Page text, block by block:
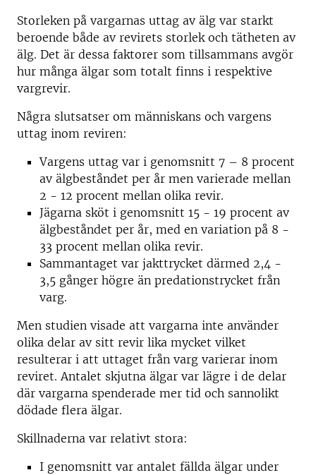
Storleken på vargarnas uttag av älg var starkt
beroende både av revirets storlek och tätheten av
älg. Det är dessa faktorer som tillsammans avgör
hur många älgar som totalt finns i respektive
vargrevir.
Några slutsatser om människans och vargens
uttag inom reviren:
Vargens uttag var i genomsnitt 7 – 8 procent
av älgbeståndet per år men varierade mellan
2 - 12 procent mellan olika revir.
Jägarna sköt i genomsnitt 15 - 19 procent av
älgbeståndet per år, med en variation på 8 -
33 procent mellan olika revir.
Sammantaget var jakttrycket därmed 2,4 -
3,5 gånger högre än predationstrycket från
varg.
Men studien visade att vargarna inte använder
olika delar av sitt revir lika mycket vilket
resulterar i att uttaget från varg varierar inom
reviret. Antalet skjutna älgar var lägre i de delar
där vargarna spenderade mer tid och sannolikt
dödade flera älgar.
Skillnaderna var relativt stora:
I genomsnitt var antalet fällda älgar under